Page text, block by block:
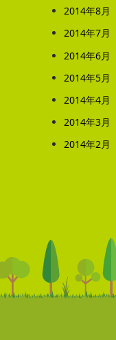
2014年8月
2014年7月
2014年6月
2014年5月
2014年4月
2014年3月
2014年2月